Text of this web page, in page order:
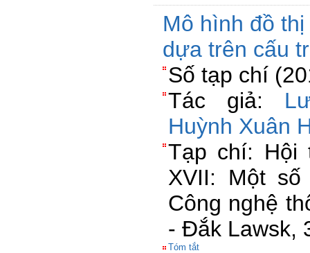
Mô hình đồ
dựa trên cấu
Số tạp chí
Tác giả:
Huỳnh Xuân
Tạp chí: Hội
XVII: Một
Công nghệ
- Đắk Lawsk,
Tóm tắt